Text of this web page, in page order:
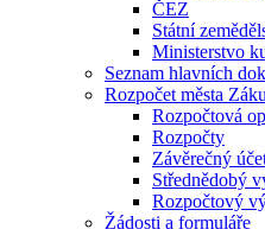
ČEZ
Státní
Ministerstvo
Seznam hlavních
Rozpočet města
Rozpočtová
Rozpočty
Závěrečný
Střednědobý
Rozpočtový
Žádosti a formuláře